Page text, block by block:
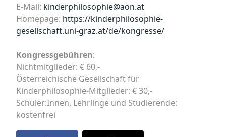
E-Mail: kinderphilosophie@aon.at
Homepage: https://kinderphilosophie-
gesellschaft.uni-graz.at/de/kongresse/
Kongressgebühren:
Nichtmitglieder: € 60,-
Österreichische Gesellschaft für
Kinderphilosophie-Mitglieder: € 30,-
Schüler:Innen, Lehrlinge und Studierende:
kostenfrei